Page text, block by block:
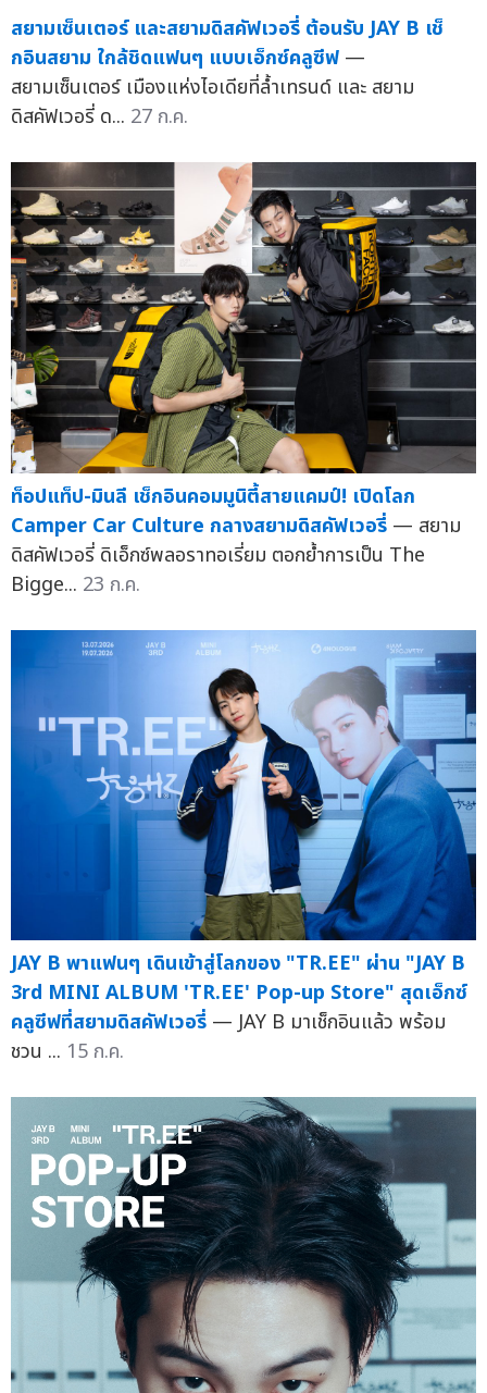
สยามเซ็นเตอร์ และสยามดิสคัฟเวอรี่ ต้อนรับ JAY B เช็
กอินสยาม ใกล้ชิดแฟนๆ แบบเอ็กซ์คลูซีฟ —
สยามเซ็นเตอร์ เมืองแห่งไอเดียที่ล้ำเทรนด์ และ สยาม
ดิสคัฟเวอรี่ ด... 27 ก.ค.
ท็อปแท็ป-มินลี เช็กอินคอมมูนิตี้สายแคมป์! เปิดโลก
Camper Car Culture กลางสยามดิสคัฟเวอรี่ — สยาม
ดิสคัฟเวอรี่ ดิเอ็กซ์พลอราทอเรี่ยม ตอกย้ำการเป็น The
Bigge... 23 ก.ค.
JAY B พาแฟนๆ เดินเข้าสู่โลกของ "TR.EE" ผ่าน "JAY B
3rd MINI ALBUM 'TR.EE' Pop-up Store" สุดเอ็กซ์
คลูซีฟที่สยามดิสคัฟเวอรี่ — JAY B มาเช็กอินแล้ว พร้อม
ชวน ... 15 ก.ค.